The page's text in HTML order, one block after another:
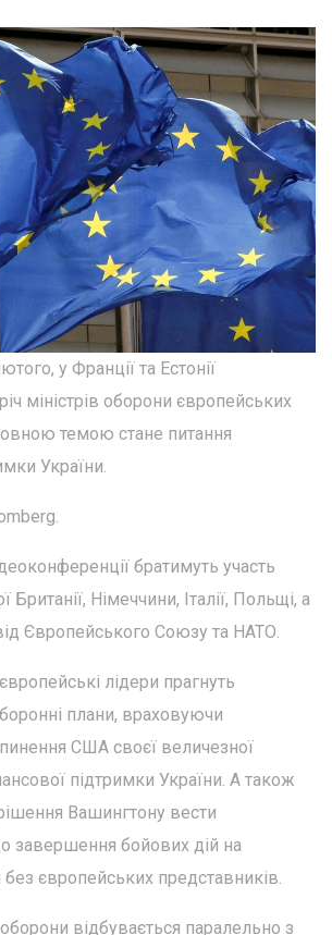
у Франції та Естонії
міністрів оборони європейських
темою стане питання
України.
братимуть участь
Британії, Німеччини, Італії, Польщі, а
Європейського Союзу та НАТО.
лідери прагнуть
плани, враховуючи
США своєї величезної
підтримки України. А також
Вашингтону вести
завершення бойових дій на
без європейських представників.
оборони відбувається паралельно з